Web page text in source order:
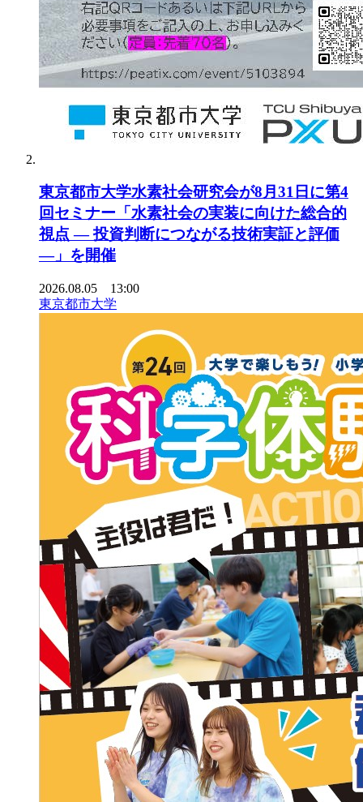
東京都市大学水素社会研究会が8月31日に第4
回セミナー「水素社会の実装に向けた総合的
視点 ― 投資判断につながる技術実証と評価
―」を開催
2026.08.05 13:00
東京都市大学